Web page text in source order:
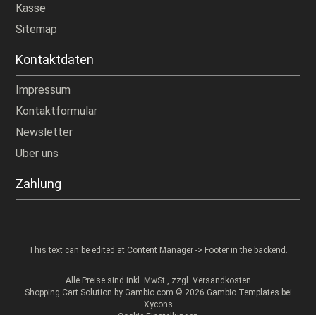
Kasse
Sitemap
Kontaktdaten
Impressum
Kontaktformular
Newsletter
Über uns
Zahlung
This text can be edited at Content Manager -> Footer in the backend.
Alle Preise sind inkl. MwSt., zzgl. Versandkosten
Shopping Cart Solution by Gambio.com © 2026 Gambio Templates bei
Xycons